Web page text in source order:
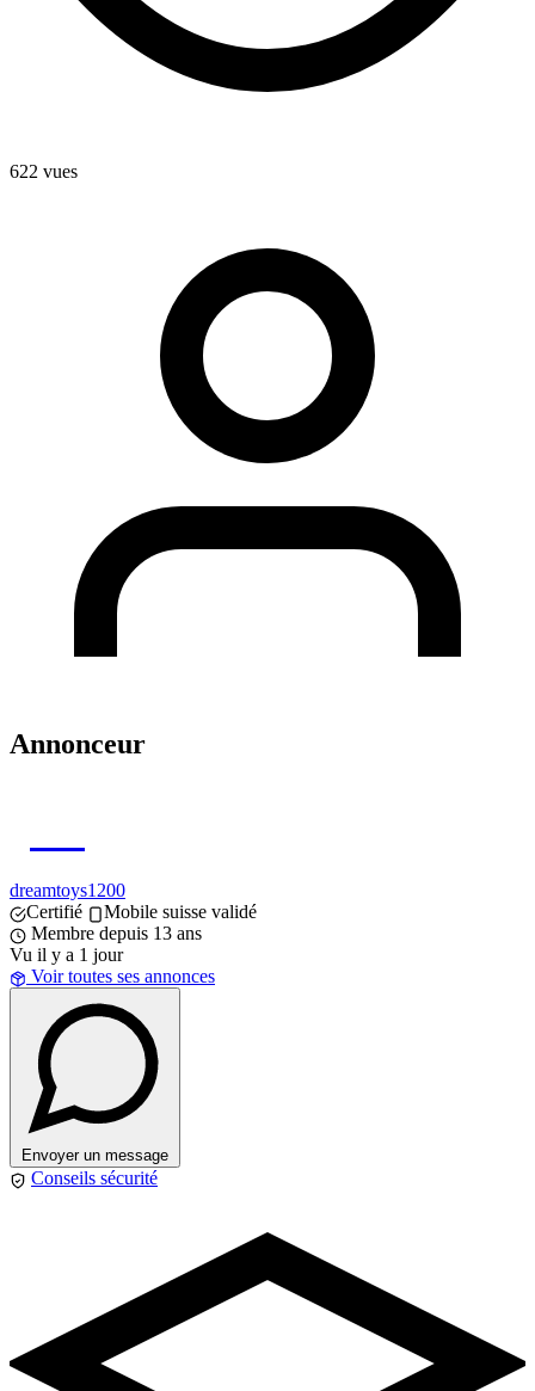
622 vues
Annonceur
dreamtoys1200
Certifié
Mobile suisse validé
Membre depuis 13 ans
Vu il y a 1 jour
Voir toutes ses annonces
Envoyer un message
Conseils sécurité